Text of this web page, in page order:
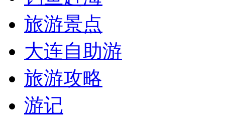
旅游景点
大连自助游
旅游攻略
游记